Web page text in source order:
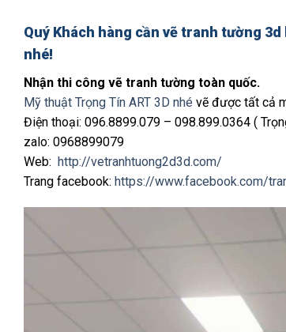
Quý Khách hàng cần vẽ tranh tường
nhé!
Nhận thi công vẽ tranh tường toàn quốc.
Mỹ thuật Trọng Tín ART 3D nhé vẽ được tất cả
Điện thoại: 096.8899.079 – 098.899.0364 (
zalo: 0968899079
Web: http://vetranhtuong2d3d.com/
Trang facebook: https://www.facebook.com/